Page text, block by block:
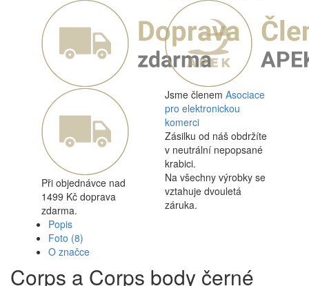
Při objednávce nad
1499 Kč doprava
zdarma.
Jsme členem Asociace
pro elektronickou
komerci
Zásilku od náš obdržíte
v neutrální nepopsané
krabici.
Na všechny výrobky se
vztahuje dvouletá
záruka.
Popis
Foto (8)
O značce
Corps a Corps body černé